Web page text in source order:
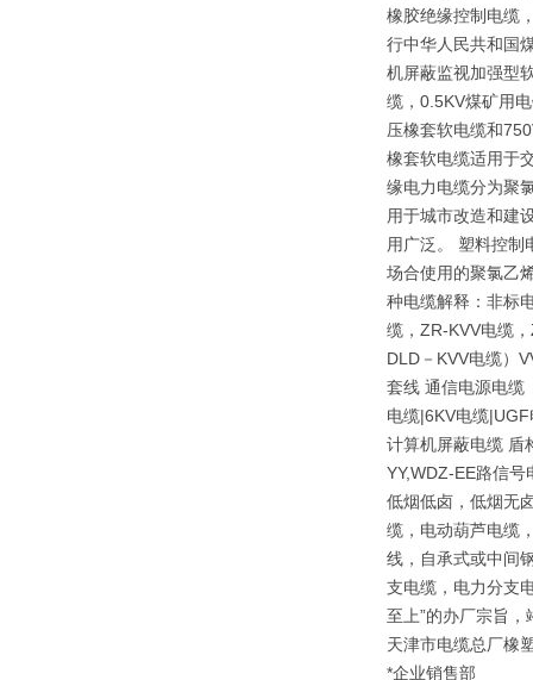
橡胶绝缘控制电缆
行中华人民共和国
机屏蔽监视加强型
缆，0.5KV煤矿用
压橡套软电缆和
橡套软电缆适用于
缘电力电缆分为聚
用于城市改造和建
用广泛。 塑料控制
场合使用的聚氯乙
种电缆解释：非标
缆，ZR-KVV电缆
DLD－KVV电缆）
套线 通信电源电缆
电缆|6KV电缆
计算机屏蔽电缆 盾
YY,WDZ-EE路信
低烟低卤，低烟无
缆，电动葫芦电缆
线，自承式或中间
支电缆，电力分支
至上”的办厂宗旨
天津市电缆总厂橡
*企业销售部